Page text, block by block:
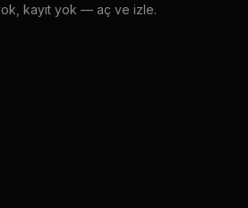
kayıt yok — aç ve izle.